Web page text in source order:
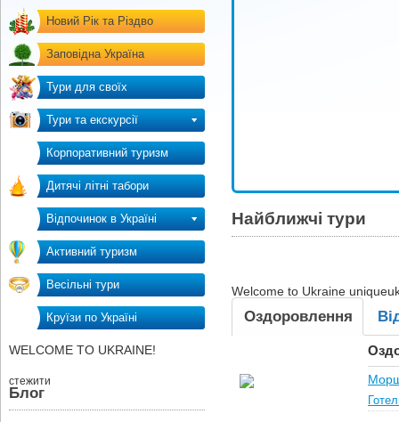
Новий Рік та Різдво
Заповідна Україна
Тури для своїх
Тури та екскурсії
Корпоративний туризм
Дитячі літні табори
Відпочинок в Україні
Активний туризм
Весільні тури
Круїзи по Україні
WELCOME TO UKRAINE!
стежити
Блог
Найближчі тури
Welcome to Ukraine
Оздоровлення